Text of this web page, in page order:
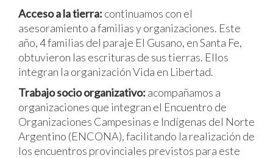
Acceso a la tierra: continuamos con el
asesoramiento a familias y organizaciones. Este
año, 4 familias del paraje El Gusano, en Santa Fe,
obtuvieron las escrituras de sus tierras. Ellos
integran la organización Vida en Libertad.
Trabajo socio organizativo: acompañamos a
organizaciones que integran el Encuentro de
Organizaciones Campesinas e Indígenas del Norte
Argentino (ENCONA), facilitando la realización de
los encuentros provinciales previstos para este